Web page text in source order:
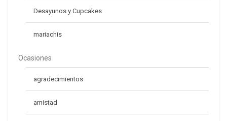
Desayunos y Cupcakes
mariachis
Ocasiones
agradecimientos
amistad